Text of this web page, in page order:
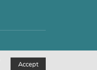
Accept